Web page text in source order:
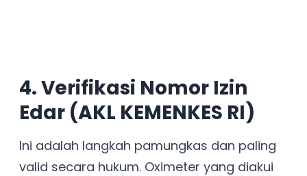
4. Verifikasi Nomor Izin
Edar (AKL KEMENKES RI)
Ini adalah langkah pamungkas dan paling
valid secara hukum. Oximeter yang diakui